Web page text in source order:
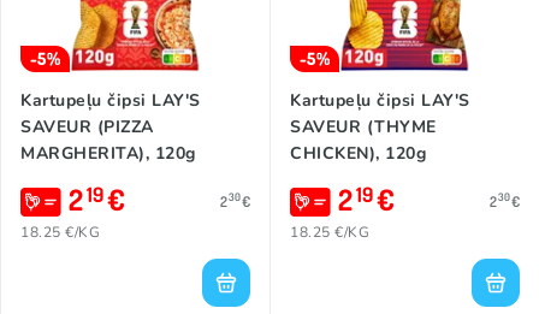
-5%
Kartupeļu čipsi LAY'S
SAVEUR (PIZZA
MARGHERITA), 120g
219€ 230€
18.25 €/KG
-5%
Kartupeļu čipsi LAY'S
SAVEUR (THYME
CHICKEN), 120g
219€ 230€
18.25 €/KG